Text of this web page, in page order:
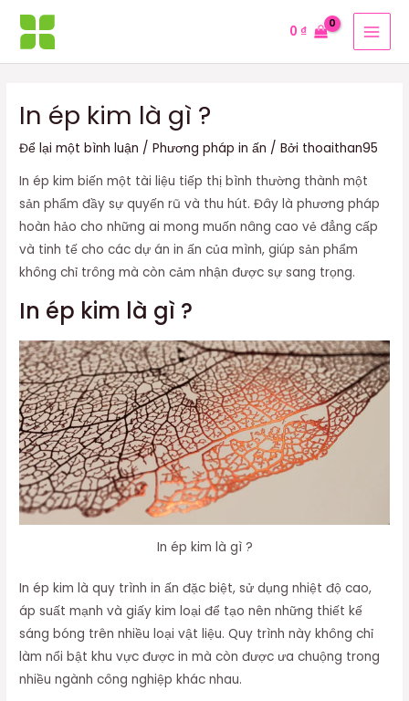
Nhảy
0 ₫
In ép kim là gì ?
Để lại một bình luận /Phương pháp in ấn / Bởi thoaithan95
In ép kim biến một tài liệu tiếp thị bình thường thành một
sản phẩm đầy sự quyến rũ và thu hút. Đây là phương pháp
hoàn hảo cho những ai mong muốn nâng cao vẻ đẳng cấp
và tinh tế cho các dự án in ấn của mình, giúp sản phẩm
không chỉ trông mà còn cảm nhận được sự sang trọng.
In ép kim là gì ?
In ép kim là gì ?
In ép kim là quy trình in ấn đặc biệt, sử dụng nhiệt độ cao,
áp suất mạnh và giấy kim loại để tạo nên những thiết kế
sáng bóng trên nhiều loại vật liệu. Quy trình này không chỉ
làm nổi bật khu vực được in mà còn được ưa chuộng trong
nhiều ngành công nghiệp khác nhau.